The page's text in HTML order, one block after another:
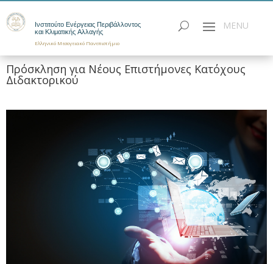
Ινστιτούτο Ενέργειας Περιβάλλοντος
και Κλιματικής Αλλαγής
Ελληνικό Μεσογειακό Πανεπιστήμιο
Πρόσκληση για Νέους Επιστήμονες Κατόχους
Διδακτορικού